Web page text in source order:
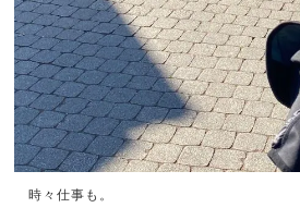
時々仕事も。